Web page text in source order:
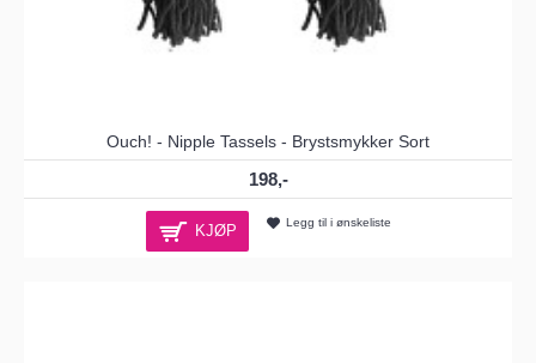
Ouch! - Nipple Tassels - Brystsmykker Sort
198,-
KJØP Legg til i ønskeliste